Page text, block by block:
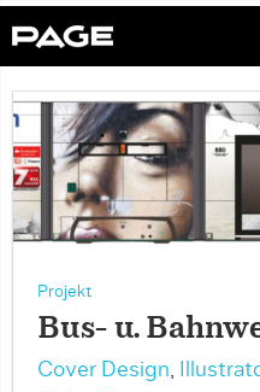
Projekt
Bus- u.
Cover Design,